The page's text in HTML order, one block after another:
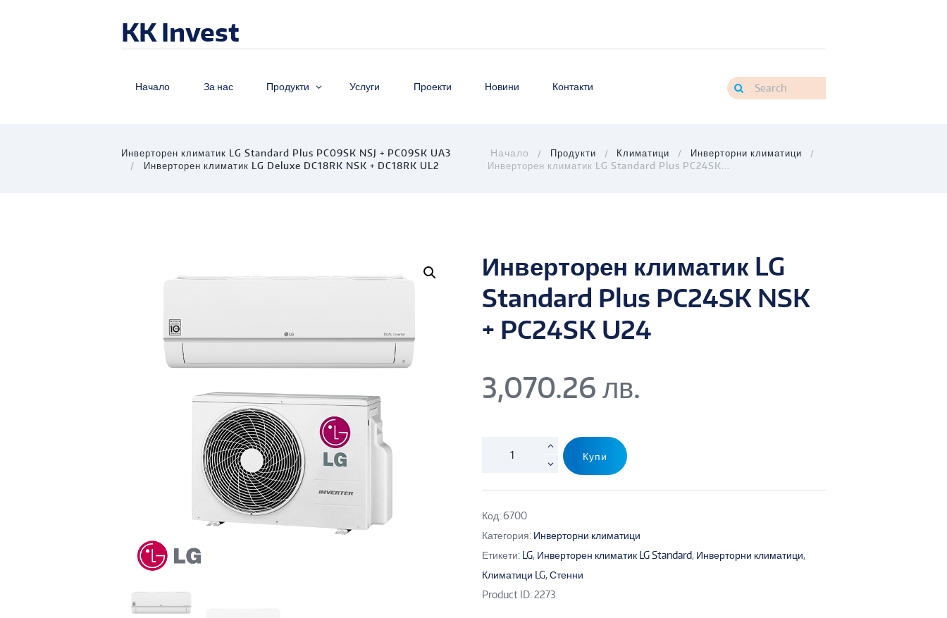
KK Invest
Начало За нас Продукти Услуги Проекти Новини Контакти
Инверторен климатик LG Standard Plus PC09SK NSJ + PC09SK UA3
Инверторен климатик LG Deluxe DC18RK NSK + DC18RK UL2
Продукти Климатици
Инверторни климатици
Инверторен климатик LG Standard Plus PC24SK...
Инверторен климатик LG
Standard Plus PC24SK NSK
+ PC24SK U24
3,070.26лв.
Купи
Код:6700
Категория: Инверторни климатици
Етикети: LG, Инверторен климатик LG Standard, Инверторни климатици,
Климатици LG,Стенни
Product ID:2273